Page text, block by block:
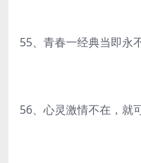
55、青春一经典当即永
56、心灵激情不在，就